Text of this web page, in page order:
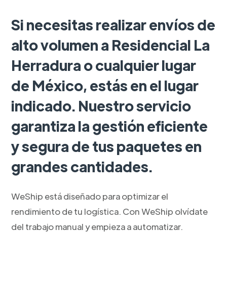
Si necesitas realizar envíos de
alto volumen a Residencial La
Herradura o cualquier lugar
de México, estás en el lugar
indicado. Nuestro servicio
garantiza la gestión eficiente
y segura de tus paquetes en
grandes cantidades.
WeShip está diseñado para optimizar el
rendimiento de tu logística. Con WeShip olvídate
del trabajo manual y empieza a automatizar.